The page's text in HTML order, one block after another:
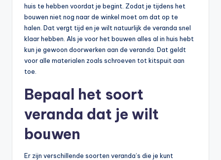
huis te hebben voordat je begint. Zodat je tijdens het
bouwen niet nog naar de winkel moet om dat op te
halen. Dat vergt tijd en je wilt natuurlijk de veranda snel
klaar hebben. Als je voor het bouwen alles al in huis hebt
kun je gewoon doorwerken aan de veranda. Dat geldt
voor alle materialen zoals schroeven tot kitspuit aan
toe.
Bepaal het soort
veranda dat je wilt
bouwen
Er zijn verschillende soorten veranda’s die je kunt